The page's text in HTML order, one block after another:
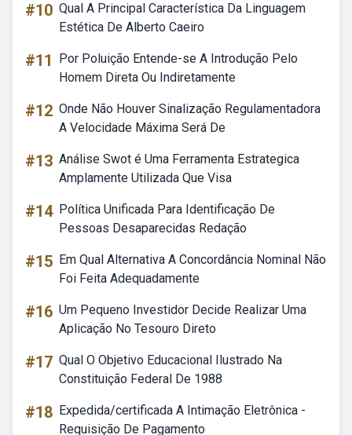
#10 Qual A Principal Característica Da Linguagem
Estética De Alberto Caeiro
#11
Por Poluição Entende-se A Introdução Pelo
Homem Direta Ou Indiretamente
#12 Onde Não Houver Sinalização Regulamentadora
A Velocidade Máxima Será De
#13 Análise Swot é Uma Ferramenta Estrategica
Amplamente Utilizada Que Visa
#14 Política Unificada Para Identificação De
Pessoas Desaparecidas Redação
#15 Em Qual Alternativa A Concordância Nominal Não
Foi Feita Adequadamente
#16 Um Pequeno Investidor Decide Realizar Uma
Aplicação No Tesouro Direto
#17 Qual O Objetivo Educacional Ilustrado Na
Constituição Federal De 1988
#18 Expedida/certificada A Intimação Eletrônica -
Requisição De Pagamento